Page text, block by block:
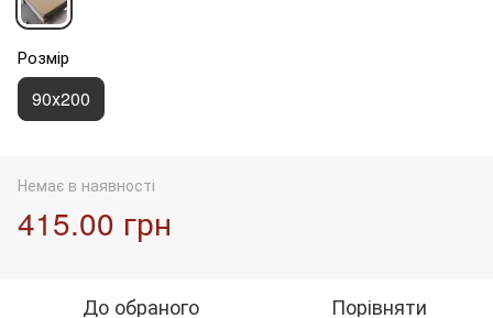
Розмір
90х200
Немає в наявності
415.00 грн
До обраного Порівняти